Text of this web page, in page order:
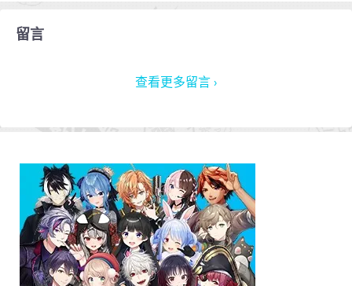
留言
查看更多留言 ›